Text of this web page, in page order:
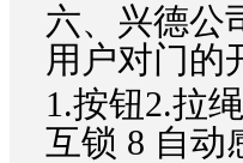
六、兴德公
用户对门的
1.按钮2.拉
互锁 8 自动